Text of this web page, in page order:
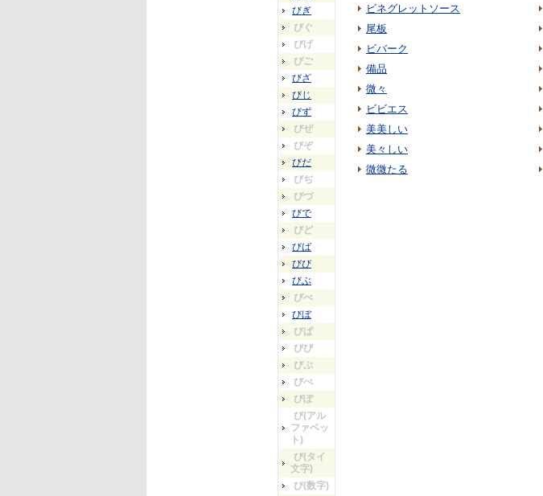
びぎ
びぐ
びげ
びご
びざ
びじ
びず
びぜ
びぞ
びだ
びぢ
びづ
びで
びど
びば
びび
びぶ
びべ
びぼ
びぱ
びぴ
びぷ
びぺ
びぽ
び(アル
ファベッ
ト)
び(タイ
文字)
び(数字)
ビネグレットソース
尾板
ビバーク
備品
微々
ビビエス
美美しい
美々しい
微微たる